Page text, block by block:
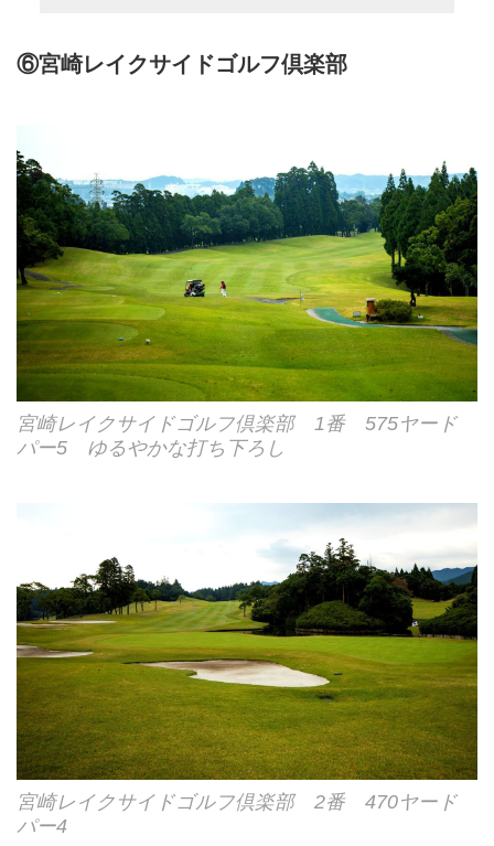
⑥宮崎レイクサイドゴルフ倶楽部
宮崎レイクサイドゴルフ倶楽部 1番 575ヤード
パー5 ゆるやかな打ち下ろし
宮崎レイクサイドゴルフ倶楽部 2番 470ヤード
パー4